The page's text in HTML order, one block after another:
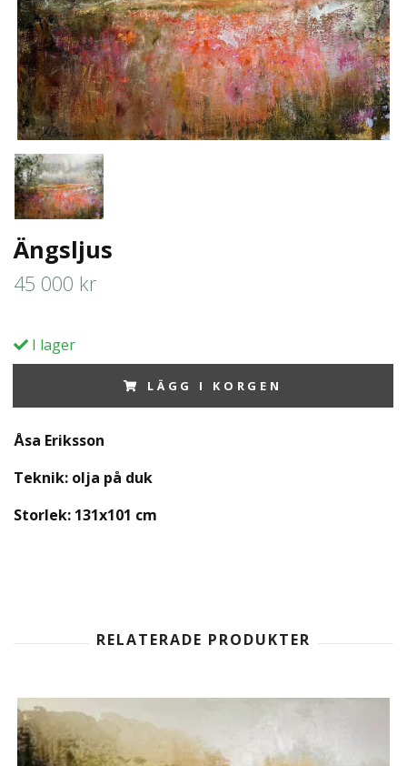
Ängsljus
45 000 kr
I lager
LÄGG I KORGEN
Åsa Eriksson
Teknik: olja på duk
Storlek: 131x101 cm